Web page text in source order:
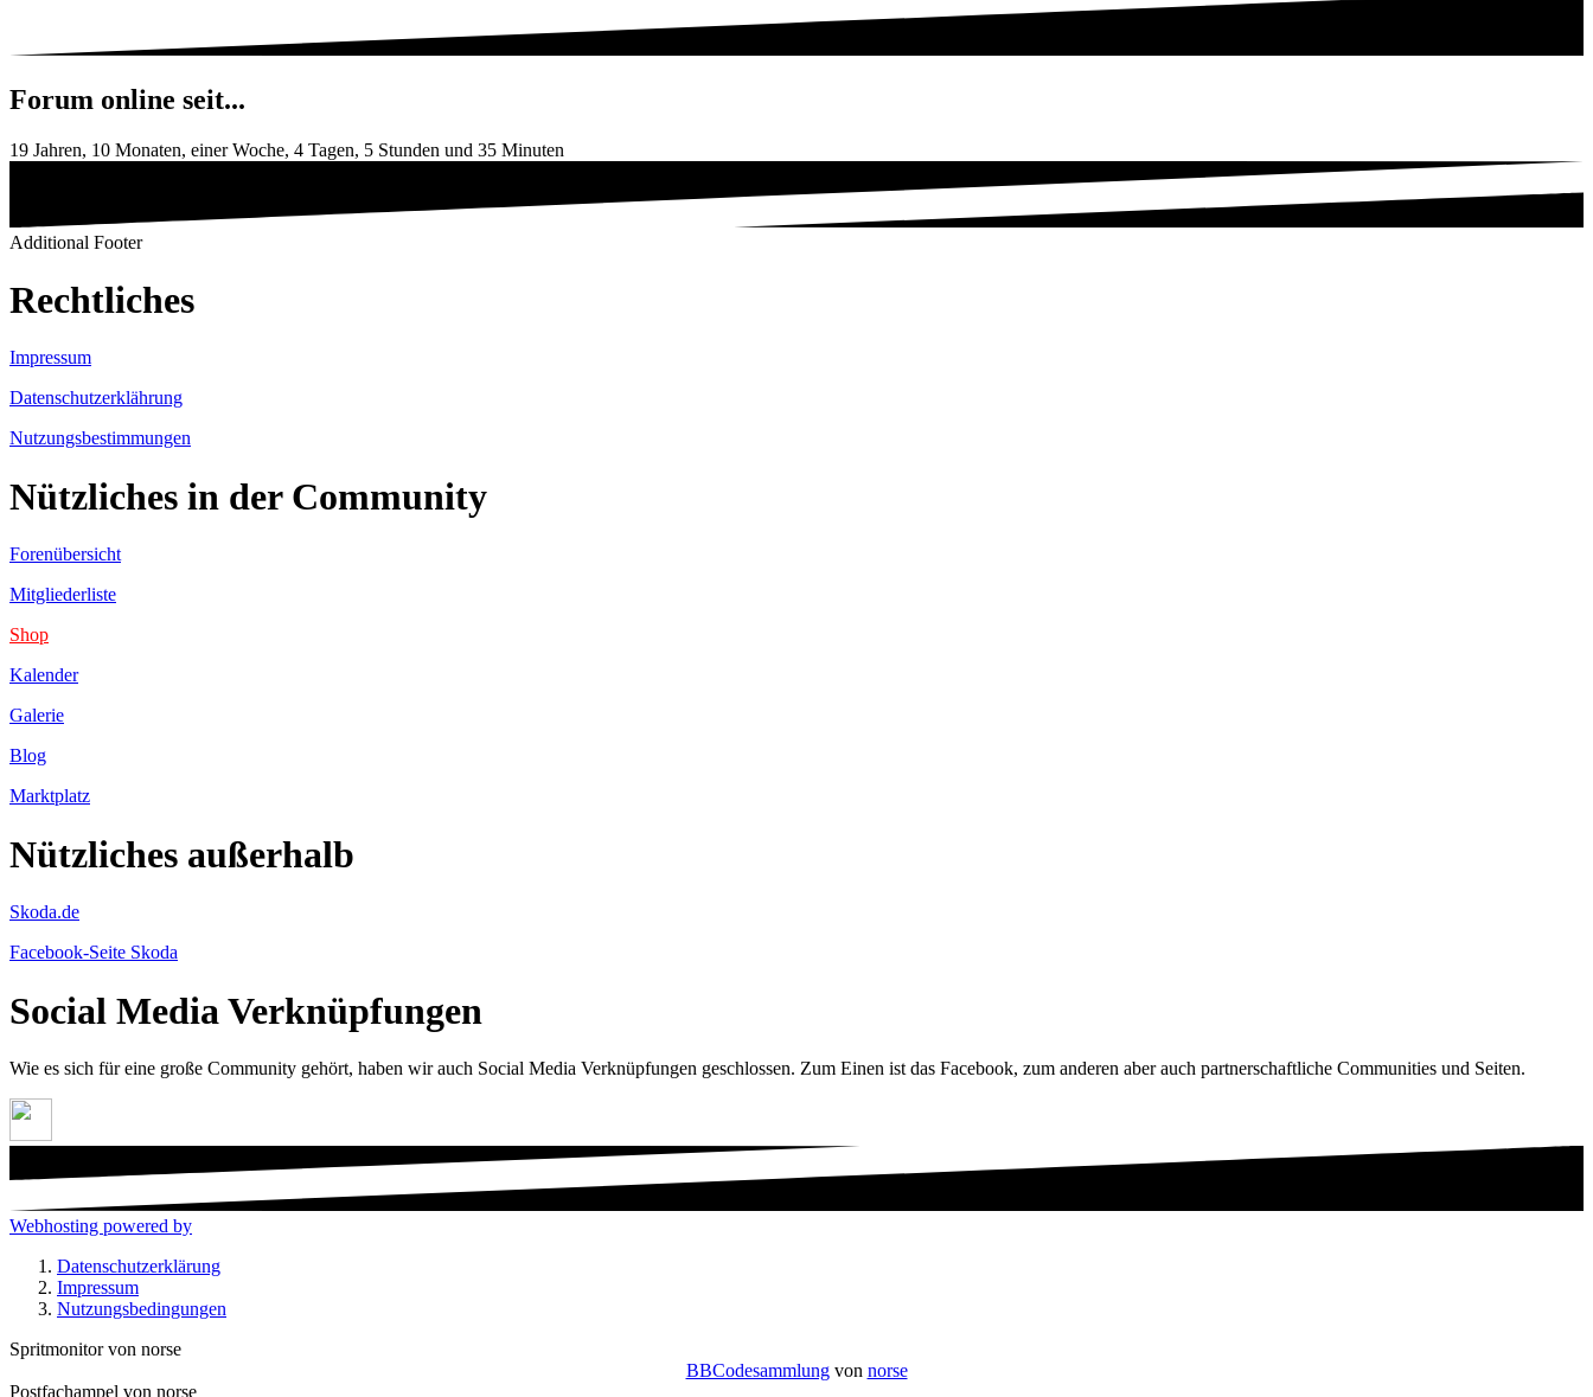
Forum online seit...
19 Jahren, 10 Monaten, einer Woche, 4 Tagen, 5 Stunden und 35 Minuten
Additional Footer
Rechtliches
Impressum
Datenschutzerklährung
Nutzungsbestimmungen
Nützliches in der Community
Forenübersicht
Mitgliederliste
Shop
Kalender
Galerie
Blog
Marktplatz
Nützliches außerhalb
Skoda.de
Facebook-Seite Skoda
Social Media Verknüpfungen
Wie es sich für eine große Community gehört, haben wir auch Social Media Verknüpfungen geschlossen. Zum Einen ist das Facebook, zum anderen aber auch partnerschaftliche Communities und Seiten.
Webhosting powered by
Datenschutzerklärung
Impressum
Nutzungsbedingungen
Spritmonitor von norse
BBCodesammlungvon norse
Postfachampel von norse